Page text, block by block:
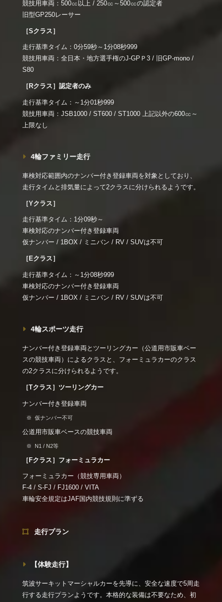
競技用車両：500㏄以上 / 250㏄～500㏄の認定者
旧型GP250レーサー
［Sクラス］
走行基準タイム：0分59秒～1分08秒999
競技用車両：全日本・地方選手権のJ-GPＰ3 / 旧GP-mono /
S80
［Rクラス］認定者のみ
走行基準タイム：～1分01秒999
競技用車両：JSB1000 / ST600 / ST1000 上記以外の600㏄～
上限なし
4輪ファミリー走行
車検対応範囲内のナンバー付き登録車両を対象としており、
走行タイムと排気量によって2クラスに分けられるようです。
［Yクラス］
走行基準タイム：1分09秒～
車検対応のナンバー付き登録車両
仮ナンバー / 1BOX / ミニバン / RV / SUVは不可
［Eクラス］
走行基準タイム：～1分08秒999
車検対応のナンバー付き登録車両
仮ナンバー / 1BOX / ミニバン / RV / SUVは不可
4輪スポーツ走行
ナンバー付き登録車両とツーリングカー（公道用市販車ベー
スの競技車両）によるクラスと、フォーミュラカーのクラス
の2クラスに分けられるようです。
［Tクラス］ツーリングカー
ナンバー付き登録車両
仮ナンバー不可
公道用市販車ベースの競技車両
N1 / N2等
［Fクラス］フォーミュラカー
フォーミュラカー（競技専用車両）
F-4 / S-FJ / FJ1600 / VITA
車輪安全規定はJAF国内競技規則に準ずる
走行プラン
【体験走行】
筑波サーキットマーシャルカーを先導に、安全な速度で5周走
行する走行プランようです。本格的な装備は不要なため、初